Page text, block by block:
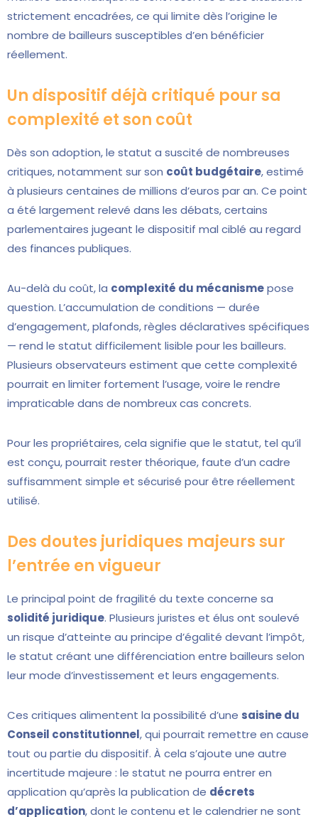
strictement encadrées, ce qui limite dès l’origine le
nombre de bailleurs susceptibles d’en bénéficier
réellement.
Un dispositif déjà critiqué pour sa
complexité et son coût
Dès son adoption, le statut a suscité de nombreuses
critiques, notamment sur son coût budgétaire, estimé
à plusieurs centaines de millions d’euros par an. Ce point
a été largement relevé dans les débats, certains
parlementaires jugeant le dispositif mal ciblé au regard
des finances publiques.
Au-delà du coût, la complexité du mécanismepose
question. L’accumulation de conditions — durée
d’engagement, plafonds, règles déclaratives spécifiques
— rend le statut difficilement lisible pour les bailleurs.
Plusieurs observateurs estiment que cette complexité
pourrait en limiter fortement l’usage, voire le rendre
impraticable dans de nombreux cas concrets.
Pour les propriétaires, cela signifie que le statut, tel qu’il
est conçu, pourrait rester théorique, faute d’un cadre
suffisamment simple et sécurisé pour être réellement
utilisé.
Des doutes juridiques majeurs sur
l’entrée en vigueur
Le principal point de fragilité du texte concerne sa
solidité juridique. Plusieurs juristes et élus ont soulevé
un risque d’atteinte au principe d’égalité devant l’impôt,
le statut créant une différenciation entre bailleurs selon
leur mode d’investissement et leurs engagements.
Ces critiques alimentent la possibilité d’une saisine du
Conseil constitutionnel, qui pourrait remettre en cause
tout ou partie du dispositif. À cela s’ajoute une autre
incertitude majeure : le statut ne pourra entrer en
application qu’après la publication de décrets
d’application, dont le contenu et le calendrier ne sont